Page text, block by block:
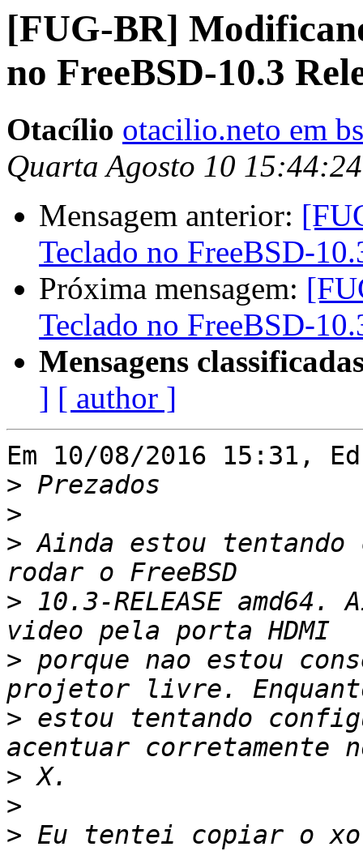
[FUG-BR]
no FreeBSD-10.3
Otacílio otacilio.neto em
Quarta Agosto 10
Mensagem anterior:
Teclado no FreeBSD-
Próxima mensagem:
Teclado no FreeBSD-
Mensagens
] [ author ]
Em 10/08/2016 15:31,
>
>
> Ainda estou
> 10.3-RELEASE
> porque nao estou
> estou tentando
>
>
> Eu tentei copiar o